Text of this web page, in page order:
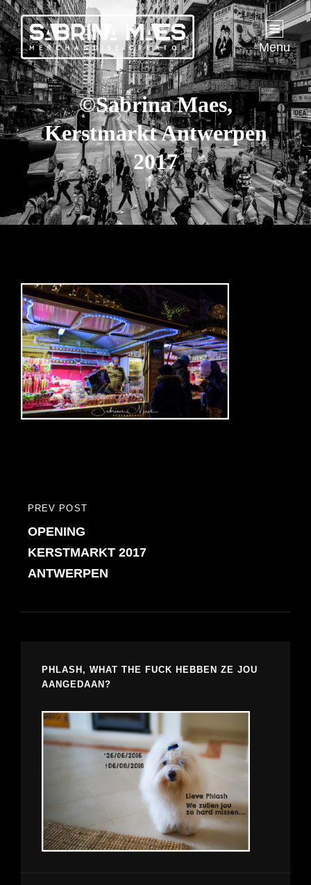
Menu
©Sabrina Maes,
Kerstmarkt Antwerpen
2017
Bericht
navigatie
PREVIOUS
POST
PREV POST
OPENING
KERSTMARKT 2017
ANTWERPEN
PHLASH, WHAT THE FUCK HEBBEN ZE JOU
AANGEDAAN?